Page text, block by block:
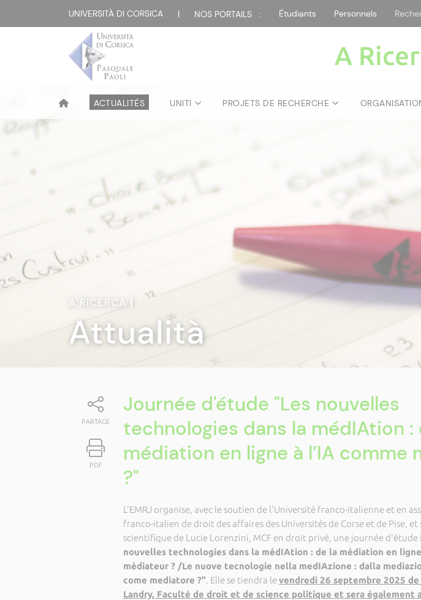
UNIVERSITÀ DI CORSICA | NOS PORTAILS : Étudiants Personnels
A
ACTUALITÉS UNITI PROJETS DE RECHERCHE
A RICERCA|
Attualità
PARTAGE
PDF
Journée d'étude "Les nouvelles
technologies dans la médIAtion :
médiation en ligne à l’IA comme
?"
L'EMRJ organise, avec le soutien de l'Université franco-italienne et en
franco-italien de droit des affaires des Universités de Corse et de Pise,
scientifique de Lucie Lorenzini, MCF en droit privé, une journée
nouvelles technologies dans la médIAtion : de la médiation en ligne
médiateur ? /Le nuove tecnologie nella medIAzione : dalla
come mediatore ?". Elle se tiendra levendredi 26 septembre 2025 de
Landry, Faculté de droit et de science politique et sera également